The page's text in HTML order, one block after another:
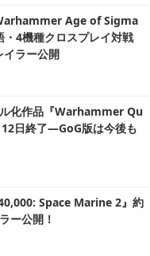
Age of Sigma
4機種クロスプレイ対戦
イラー公開
化作品『Warhammer Qu
日終了―GoG版は今後も
Space Marine 2』約
ー公開！